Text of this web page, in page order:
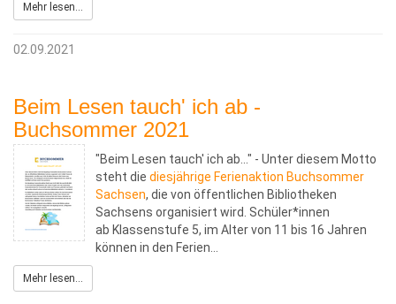
Mehr lesen...
02.09.2021
Beim Lesen tauch' ich ab -
Buchsommer 2021
"Beim Lesen tauch' ich ab..." - Unter diesem Motto
steht die diesjährige Ferienaktion Buchsommer
Sachsen, die von öffentlichen Bibliotheken
Sachsens organisiert wird. Schüler*innen
ab Klassenstufe 5, im Alter von 11 bis 16 Jahren
können in den Ferien…
Mehr lesen...